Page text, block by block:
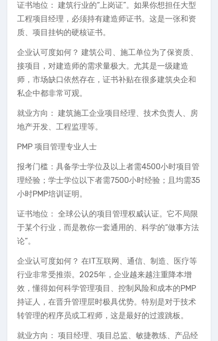
证书地位： 建筑行业的“上岗证”。如果你想担任大型
工程项目经理，必须持有建造师证书。这是一张和资
质、项目挂钩的硬核证书。
企业认可度如何？ 建筑公司、施工单位为了保资质、
接项目，对建造师的需求量极大。尤其是一级建造
师，市场缺口依然存在，证书补贴在很多建筑央企和
私企中都非常可观。
就业方向： 建筑施工企业项目经理、技术负责人、房
地产开发、工程监理等。
PMP 项目管理专业人士
报考门槛：具备学士学位及以上者需4500小时项目管
理经验；学士学位以下者需7500小时经验；且均需35
小时PMP培训证明。
证书地位： 全球公认的项目管理权威认证。它不局限
于某个行业，而是教你一套通用的、科学的“做事方法
论”。
企业认可度如何？ 在IT互联网、通信、制造、医疗等
行业非常受推崇。2025年，企业越来越注重降本增
效，懂得如何科学管理项目、控制风险和成本的PMP
持证人，在晋升管理层时极具优势。特别是对于技术
转管理的程序员或工程师，这是最好的过渡跳板。
就业方向： 项目经理、项目总监、敏捷教练、产品经